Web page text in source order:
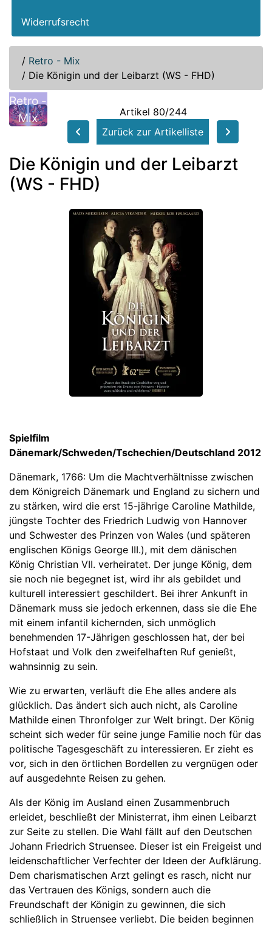
Widerrufsrecht
/ Retro - Mix
/ Die Königin und der Leibarzt (WS - FHD)
Retro -
Mix
Artikel 80/244
Zurück zur Artikelliste
Die Königin und der Leibarzt
(WS - FHD)
Spielfilm
Dänemark/Schweden/Tschechien/Deutschland 2012
Dänemark, 1766: Um die Machtverhältnisse zwischen
dem Königreich Dänemark und England zu sichern und
zu stärken, wird die erst 15-jährige Caroline Mathilde,
jüngste Tochter des Friedrich Ludwig von Hannover
und Schwester des Prinzen von Wales (und späteren
englischen Königs George III.), mit dem dänischen
König Christian VII. verheiratet. Der junge König, dem
sie noch nie begegnet ist, wird ihr als gebildet und
kulturell interessiert geschildert. Bei ihrer Ankunft in
Dänemark muss sie jedoch erkennen, dass sie die Ehe
mit einem infantil kichernden, sich unmöglich
benehmenden 17-Jährigen geschlossen hat, der bei
Hofstaat und Volk den zweifelhaften Ruf genießt,
wahnsinnig zu sein.
Wie zu erwarten, verläuft die Ehe alles andere als
glücklich. Das ändert sich auch nicht, als Caroline
Mathilde einen Thronfolger zur Welt bringt. Der König
scheint sich weder für seine junge Familie noch für das
politische Tagesgeschäft zu interessieren. Er zieht es
vor, sich in den örtlichen Bordellen zu vergnügen oder
auf ausgedehnte Reisen zu gehen.
Als der König im Ausland einen Zusammenbruch
erleidet, beschließt der Ministerrat, ihm einen Leibarzt
zur Seite zu stellen. Die Wahl fällt auf den Deutschen
Johann Friedrich Struensee. Dieser ist ein Freigeist und
leidenschaftlicher Verfechter der Ideen der Aufklärung.
Dem charismatischen Arzt gelingt es rasch, nicht nur
das Vertrauen des Königs, sondern auch die
Freundschaft der Königin zu gewinnen, die sich
schließlich in Struensee verliebt. Die beiden beginnen